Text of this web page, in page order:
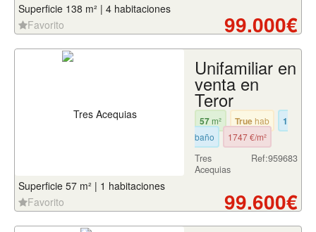
Superficie 138 m² | 4 habitaciones
Favorito
99.000€
Unifamiliar en
venta en
Teror
57m² Truehab 1
baño 1747 €/m²
Ref:959683
Tres
Acequias
Superficie 57 m² | 1 habitaciones
Favorito
99.600€